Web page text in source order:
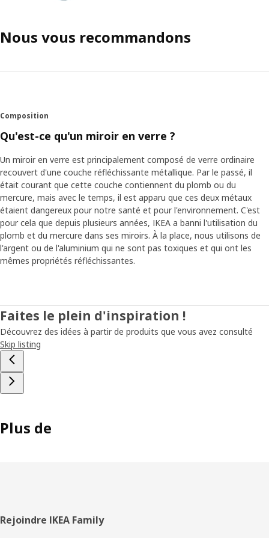
Nous vous recommandons
Composition
Qu'est-ce qu'un miroir en verre ?
Un miroir en verre est principalement composé de verre ordinaire
recouvert d'une couche réfléchissante métallique. Par le passé, il
était courant que cette couche contiennent du plomb ou du
mercure, mais avec le temps, il est apparu que ces deux métaux
étaient dangereux pour notre santé et pour l'environnement. C'est
pour cela que depuis plusieurs années, IKEA a banni l'utilisation du
plomb et du mercure dans ses miroirs. À la place, nous utilisons de
l'argent ou de l'aluminium qui ne sont pas toxiques et qui ont les
mêmes propriétés réfléchissantes.
Faites le plein d'inspiration !
Découvrez des idées à partir de produits que vous avez consulté
Skip listing
Plus de
Pied
Rejoindre IKEA Family